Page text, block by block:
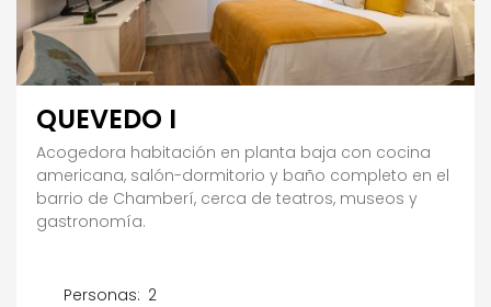
QUEVEDO I
Acogedora habitación en planta baja con cocina
americana, salón-dormitorio y baño completo en el
barrio de Chamberí, cerca de teatros, museos y
gastronomía.
Personas: 2